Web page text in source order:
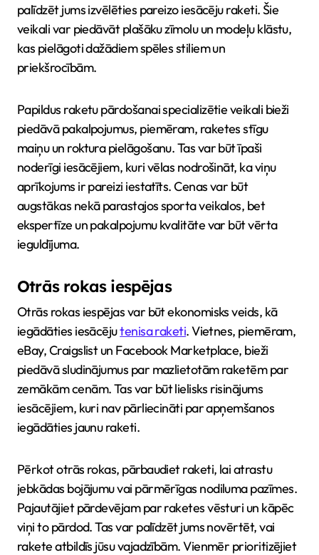
palīdzēt jums izvēlēties pareizo iesācēju raketi. Šie
veikali var piedāvāt plašāku zīmolu un modeļu klāstu,
kas pielāgoti dažādiem spēles stiliem un
priekšrocībām.
Papildus raketu pārdošanai specializētie veikali bieži
piedāvā pakalpojumus, piemēram, raketes stīgu
maiņu un roktura pielāgošanu. Tas var būt īpaši
noderīgi iesācējiem, kuri vēlas nodrošināt, ka viņu
aprīkojums ir pareizi iestatīts. Cenas var būt
augstākas nekā parastajos sporta veikalos, bet
ekspertīze un pakalpojumu kvalitāte var būt vērta
ieguldījuma.
Otrās rokas iespējas
Otrās rokas iespējas var būt ekonomisks veids, kā
iegādāties iesācējutenisa raketi. Vietnes, piemēram,
eBay, Craigslist un Facebook Marketplace, bieži
piedāvā sludinājumus par mazlietotām raketēm par
zemākām cenām. Tas var būt lielisks risinājums
iesācējiem, kuri nav pārliecināti par apņemšanos
iegādāties jaunu raketi.
Pērkot otrās rokas, pārbaudiet raketi, lai atrastu
jebkādas bojājumu vai pārmērīgas nodiluma pazīmes.
Pajautājiet pārdevējam par raketes vēsturi un kāpēc
viņi to pārdod. Tas var palīdzēt jums novērtēt, vai
rakete atbildīs jūsu vajadzībām. Vienmēr prioritizējiet